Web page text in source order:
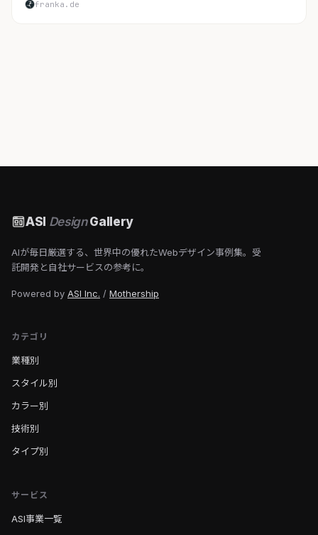
franka.de
ASI DesignGallery
AIが毎日厳選する、世界中の優れたWebデザイン事例集。受
託開発と自社サービスの参考に。
Powered by ASI Inc. / Mothership
カテゴリ
業種別
スタイル別
カラー別
技術別
タイプ別
サービス
ASI事業一覧